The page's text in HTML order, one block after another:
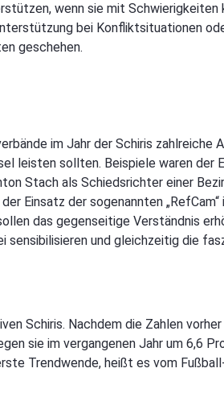
wenn sie mit
bei Konfliktsituationen
geschehen.
im Jahr der Schiris zahlreiche
leisten sollten. Beispiele waren der
Stach als Schiedsrichter einer
Einsatz der sogenannten „RefCam“
das gegenseitige Verständnis
sensibilisieren und gleichzeitig die
Schiris. Nachdem die Zahlen
sie im vergangenen Jahr um 6,6
Trendwende, heißt es vom